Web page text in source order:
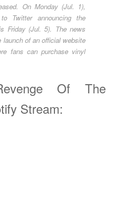
On Monday (Jul. 1),
Twitter announcing the
Friday (Jul. 5). The news
of an official website
fans can purchase vinyl
Of The
Stream: